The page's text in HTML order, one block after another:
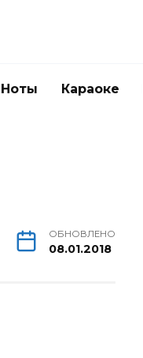
Ноты Караоке
ОБНОВЛЕНО
08.01.2018